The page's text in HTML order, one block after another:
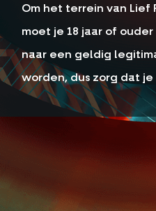
Om het terrein van
moet je 18 jaar of
naar een geldig
worden, dus zorg dat